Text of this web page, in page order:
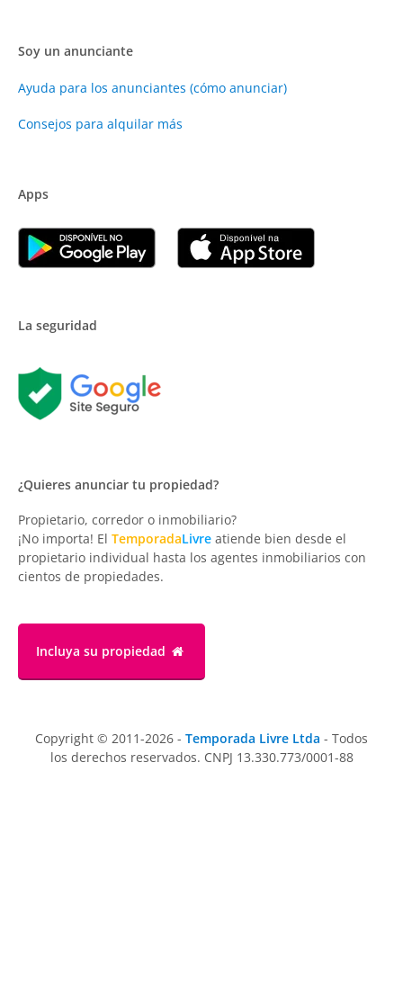
Soy un anunciante
Ayuda para los anunciantes (cómo anunciar)
Consejos para alquilar más
Apps
La seguridad
¿Quieres anunciar tu propiedad?
Propietario, corredor o inmobiliario?
¡No importa! El TemporadaLivre atiende bien desde el
propietario individual hasta los agentes inmobiliarios con
cientos de propiedades.
Incluya su propiedad
Copyright © 2011-2026 - Temporada Livre Ltda - Todos
los derechos reservados. CNPJ 13.330.773/0001-88